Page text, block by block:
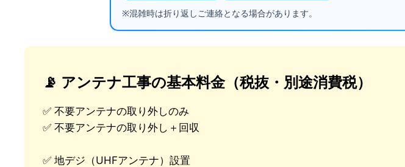
※混雑時は折り返しご連絡となる場合があります。
📡 アンテナ工事の基本料金（税抜・別途消費税）
✅ 不要アンテナの取り外しのみ
✅ 不要アンテナの取り外し＋回収
✅ 地デジ（UHFアンテナ）設置